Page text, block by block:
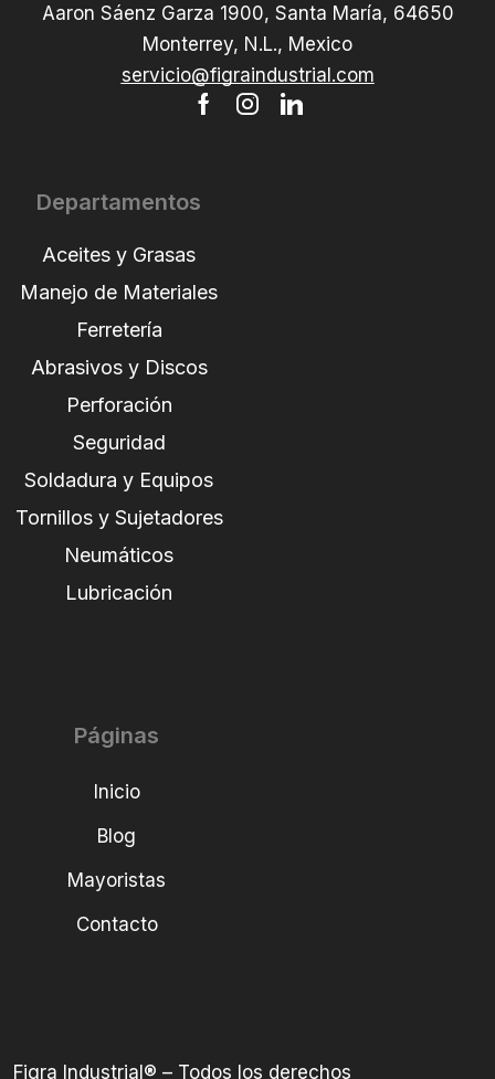
Aaron Sáenz Garza 1900, Santa María, 64650
Monterrey, N.L., Mexico
servicio@figraindustrial.com
Departamentos
Aceites y Grasas
Manejo de Materiales
Ferretería
Abrasivos y Discos
Perforación
Seguridad
Soldadura y Equipos
Tornillos y Sujetadores
Neumáticos
Lubricación
Páginas
Inicio
Blog
Mayoristas
Contacto
Figra Industrial® – Todos los derechos